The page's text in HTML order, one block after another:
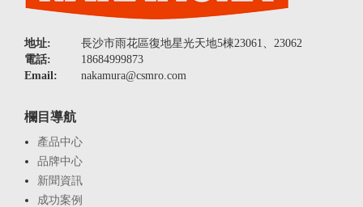
地址:
長沙市雨花區復地星光天地5棟23061、23062
電話:
18684999873
Email:
nakamura@csmro.com
欄目導航
產品中心
品牌中心
新聞資訊
成功案例